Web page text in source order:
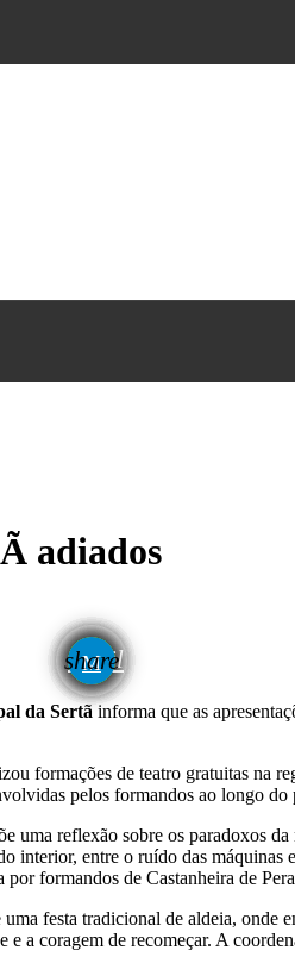
adiados
share
email
da Sertã informa que as
formações de teatro gratuitas na
pelos formandos ao longo do
uma reflexão sobre os paradoxos
interior, entre o ruído das
formandos de Castanheira de
uma festa tradicional de aldeia,
a coragem de recomeçar. A